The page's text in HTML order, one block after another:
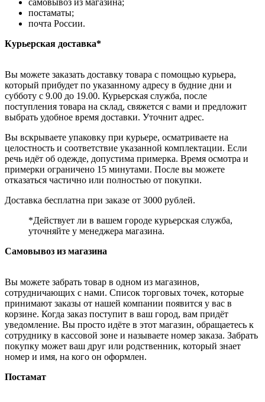
самовывоз из магазина;
постаматы;
почта России.
Курьерская доставка*
Вы можете заказать доставку товара с помощью курьера,
который прибудет по указанному адресу в будние дни и
субботу с 9.00 до 19.00. Курьерская служба, после
поступления товара на склад, свяжется с вами и предложит
выбрать удобное время доставки. Уточнит адрес.
Вы вскрываете упаковку при курьере, осматриваете на
целостность и соответствие указанной комплектации. Если
речь идёт об одежде, допустима примерка. Время осмотра и
примерки ограничено 15 минутами. После вы можете
отказаться частично или полностью от покупки.
Доставка бесплатна при заказе от 3000 рублей.
*Действует ли в вашем городе курьерская служба,
уточняйте у менеджера магазина.
Самовывоз из магазина
Вы можете забрать товар в одном из магазинов,
сотрудничающих с нами. Список торговых точек, которые
принимают заказы от нашей компании появится у вас в
корзине. Когда заказ поступит в ваш город, вам придёт
уведомление. Вы просто идёте в этот магазин, обращаетесь к
сотруднику в кассовой зоне и называете номер заказа. Забрать
покупку может ваш друг или родственник, который знает
номер и имя, на кого он оформлен.
Постамат